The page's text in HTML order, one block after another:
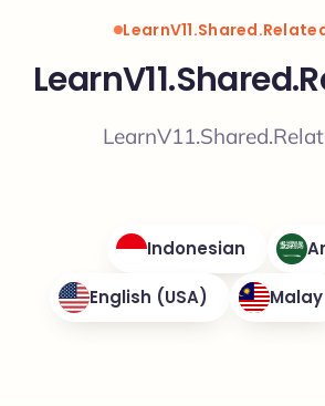
Indonesian
English (USA) Malay